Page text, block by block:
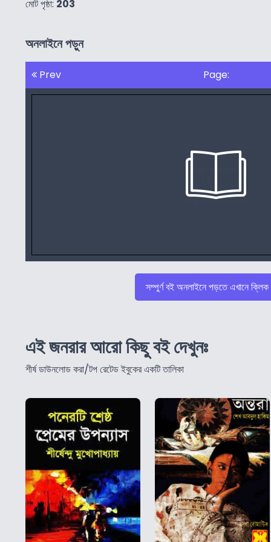
মোট পৃষ্ঠা: 203
অনলাইনে পড়ুন
Prev Page:
সম্পুর্ণ বই অনলাইনে পড়তে এখানে
এই জনরার আরো কিছু বই দেখুনঃ
শীর্ষ ডাউনলোড করা/টপ রেটেড ইবুকের একটি তালিকা